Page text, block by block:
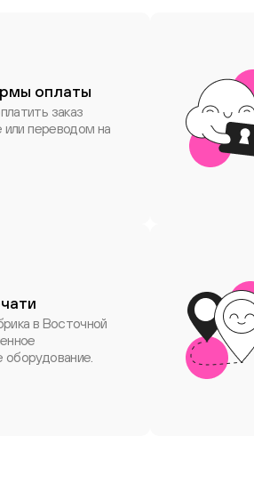
оплаты
заказ
или переводом на
в Восточной